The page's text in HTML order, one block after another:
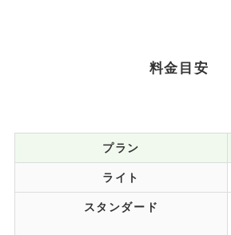
料金目安
プラン
ライト
スタンダード